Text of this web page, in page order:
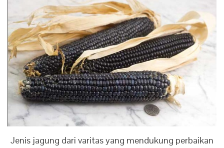
Jenis jagung dari varitas yang mendukung perbaikan